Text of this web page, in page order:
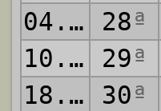
04.04.1982
28ª
10.04.1982
29ª
18.04.1982
30ª